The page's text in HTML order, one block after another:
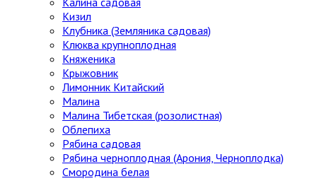
Кизил
Клубника (Земляника садовая)
Клюква крупноплодная
Княженика
Крыжовник
Лимонник Китайский
Малина
Малина Тибетская (розолистная)
Облепиха
Рябина садовая
Рябина черноплодная (Арония, Черноплодка)
Смородина белая